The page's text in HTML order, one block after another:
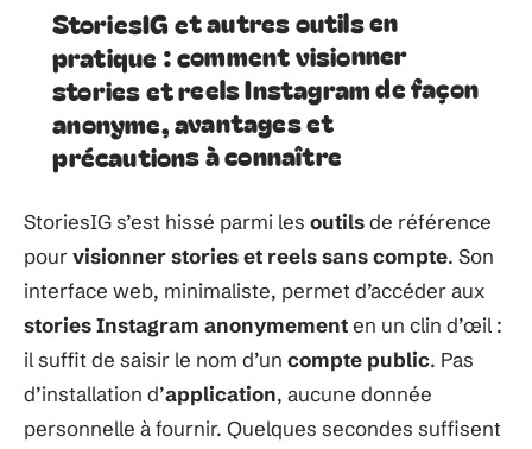
StoriesIG et autres outils en
pratique : comment visionner
stories et reels Instagram de façon
anonyme, avantages et
précautions à connaître
StoriesIG s’est hissé parmi les outilsde référence
pourvisionner stories et reels sans compte. Son
interface web, minimaliste, permet d’accéder aux
stories Instagram anonymementen un clin d’œil :
il suffit de saisir le nom d’un compte public. Pas
d’installation d’application, aucune donnée
personnelle à fournir. Quelques secondes suffisent